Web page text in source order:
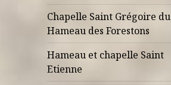
Chapelle Saint Grégoire du
Hameau des Forestons
Hameau et chapelle Saint
Etienne